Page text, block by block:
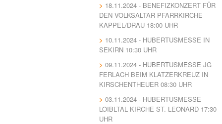
18.11.2024 - BENEFIZKONZERT FÜR
DEN VOLKSALTAR PFARRKIRCHE
KAPPEL/DRAU 18:00 UHR
10.11.2024 - HUBERTUSMESSE IN
SEKIRN 10:30 UHR
09.11.2024 - HUBERTUSMESSE JG
FERLACH BEIM KLATZERKREUZ IN
KIRSCHENTHEUER 08:30 UHR
03.11.2024 - HUBERTUSMESSE
LOIBLTAL KIRCHE ST. LEONARD 17:30
UHR